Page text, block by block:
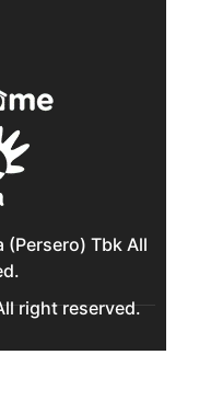
(Persero) Tbk All
right reserved.